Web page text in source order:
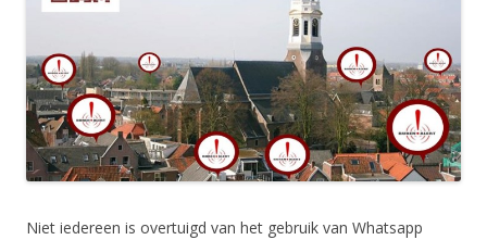
Niet iedereen is overtuigd van het gebruik van Whatsapp